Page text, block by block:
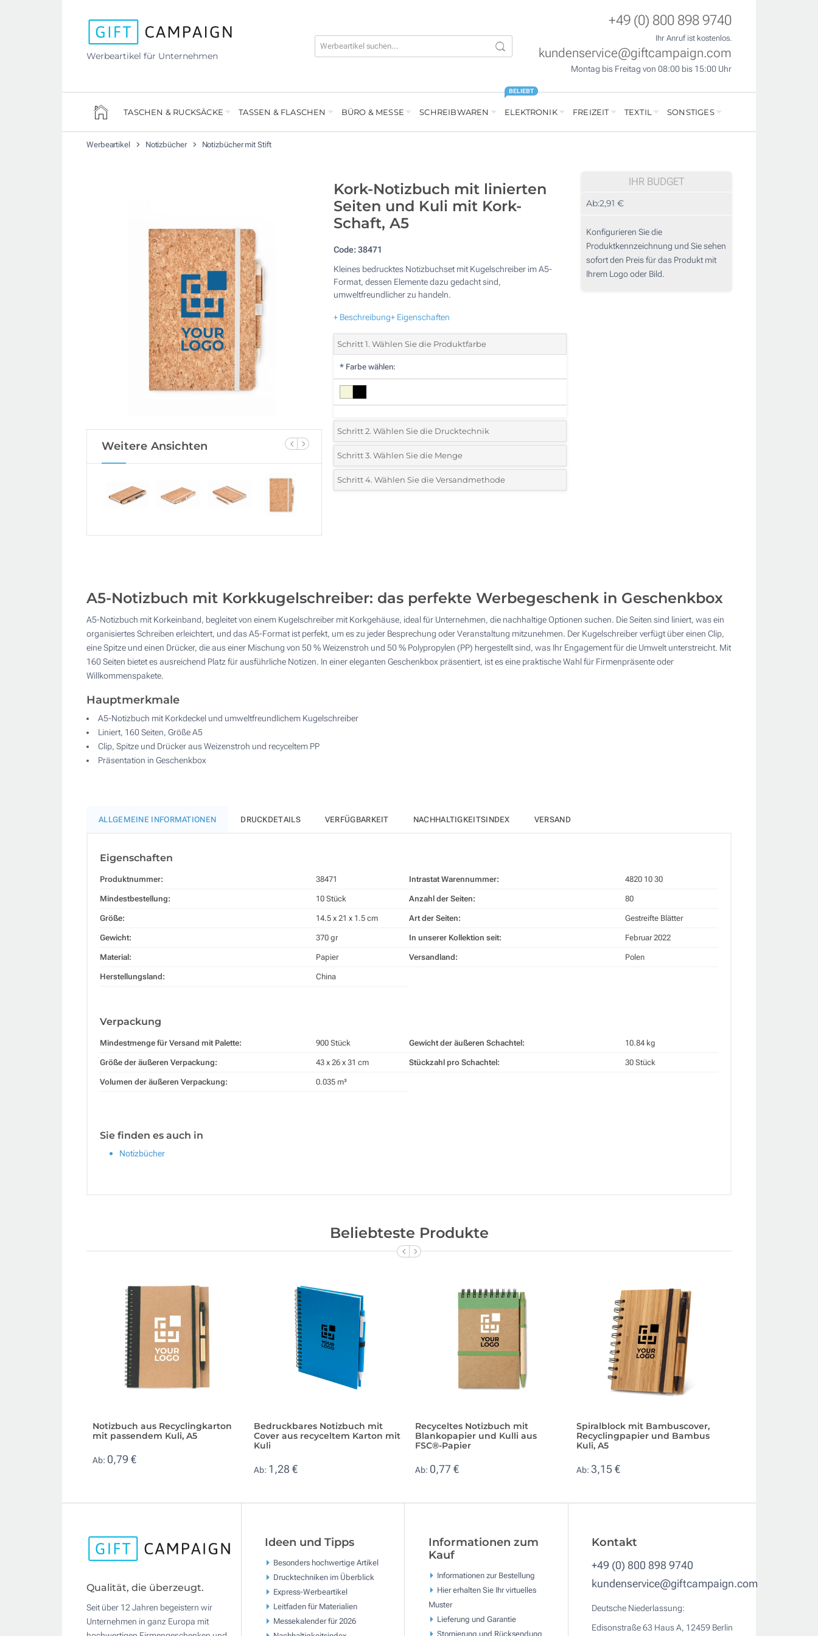
Werbeartikel für Unternehmen
+49 (0) 800 898 9740
Ihr Anruf ist kostenlos.
kundenservice@giftcampaign.com
Montag bis Freitag von 08:00 bis 15:00 Uhr
TASCHEN & RUCKSÄCKE TASSEN & FLASCHEN BÜRO & MESSE SCHREIBWAREN ELEKTRONIK
BELIEBT
FREIZEIT TEXTIL SONSTIGES
Werbeartikel Notizbücher Notizbücher mit Stift
Weitere Ansichten
Kork-Notizbuch mit linierten
Seiten und Kuli mit Kork-
Schaft, A5
Code:38471
Kleines bedrucktes Notizbuchset mit Kugelschreiber im A5-
Format, dessen Elemente dazu gedacht sind,
umweltfreundlicher zu handeln.
+ Beschreibung+ Eigenschaften
Schritt 1. Wählen Sie die Produktfarbe
* Farbe wählen:
Schritt 2. Wählen Sie die Drucktechnik
*Wählen Sie die Druck- und Farbtechniken für Ihr Logo:
1 Farbig (Vorderseite)
Reliefdruck (Vorderseite)
Lasergravur (Vorderseite)
Ohne Werbedruck
Schritt 3. Wählen Sie die Menge
*Bitte wählen Sie Ihre gewünschte Menge
100
200
Andere Menge :
Aktualisieren
Schritt 4. Wählen Sie die Versandmethode
IHR BUDGET
Ab:2,91 €
Konfigurieren Sie die
Produktkennzeichnung und Sie sehen
sofort den Preis für das Produkt mit
Ihrem Logo oder Bild.
A5-Notizbuch mit Korkkugelschreiber: das perfekte Werbegeschenk in Geschenkbox
A5-Notizbuch mit Korkeinband, begleitet von einem Kugelschreiber mit Korkgehäuse, ideal für Unternehmen, die nachhaltige Optionen suchen. Die Seiten sind liniert, was ein
organisiertes Schreiben erleichtert, und das A5-Format ist perfekt, um es zu jeder Besprechung oder Veranstaltung mitzunehmen. Der Kugelschreiber verfügt über einen Clip,
eine Spitze und einen Drücker, die aus einer Mischung von 50 % Weizenstroh und 50 % Polypropylen (PP) hergestellt sind, was Ihr Engagement für die Umwelt unterstreicht. Mit
160 Seiten bietet es ausreichend Platz für ausführliche Notizen. In einer eleganten Geschenkbox präsentiert, ist es eine praktische Wahl für Firmenpräsente oder
Willkommenspakete.
Hauptmerkmale
A5-Notizbuch mit Korkdeckel und umweltfreundlichem Kugelschreiber
Liniert, 160 Seiten, Größe A5
Clip, Spitze und Drücker aus Weizenstroh und recyceltem PP
Präsentation in Geschenkbox
ALLGEMEINE INFORMATIONEN DRUCKDETAILS VERFÜGBARKEIT NACHHALTIGKEITSINDEX VERSAND
Eigenschaften
Produktnummer: 38471
Mindestbestellung: 10 Stück
Größe: 14.5 x 21 x 1.5 cm
Gewicht: 370 gr
Material: Papier
Herstellungsland: China
Intrastat Warennummer: 4820 10 30
Anzahl der Seiten: 80
Art der Seiten: Gestreifte Blätter
In unserer Kollektion seit: Februar 2022
Versandland: Polen
Verpackung
Mindestmenge für Versand mit Palette: 900 Stück
Größe der äußeren Verpackung: 43 x 26 x 31 cm
Volumen der äußeren Verpackung: 0.035 m³
Gewicht der äußeren Schachtel: 10.84 kg
Stückzahl pro Schachtel: 30 Stück
Sie finden es auch in
Notizbücher
Beliebteste Produkte
Notizbuch aus Recyclingkarton
mit passendem Kuli, A5
Ab: 0,79 €
Bedruckbares Notizbuch mit
Cover aus recyceltem Karton mit
Kuli
Ab: 1,28 €
Recyceltes Notizbuch mit
Blankopapier und Kulli aus
FSC®-Papier
Ab: 0,77 €
Spiralblock mit Bambuscover,
Recyclingpapier und Bambus
Kuli, A5
Ab: 3,15 €
Qualität, die überzeugt.
Seit über 12 Jahren begeistern wir
Unternehmen in ganz Europa mit
Ideen und Tipps
Besonders hochwertige Artikel
Drucktechniken im Überblick
Express-Werbeartikel
Leitfaden für Materialien
Messekalender für 2026
Informationen zum
Kauf
Informationen zur Bestellung
Hier erhalten Sie Ihr virtuelles
Muster
Lieferung und Garantie
Stornierung und Rücksendung
Kontakt
+49 (0) 800 898 9740
kundenservice@giftcampaign.com
Deutsche Niederlassung:
Edisonstraße 63 Haus A, 12459 Berlin